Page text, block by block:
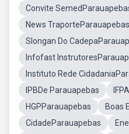
Convite
News TraporteParauapebas
Slongan Do
Infofast
Instituto Rede
IPBDe Parauapebas
HGPParauapebas
Boas
CidadeParauapebas